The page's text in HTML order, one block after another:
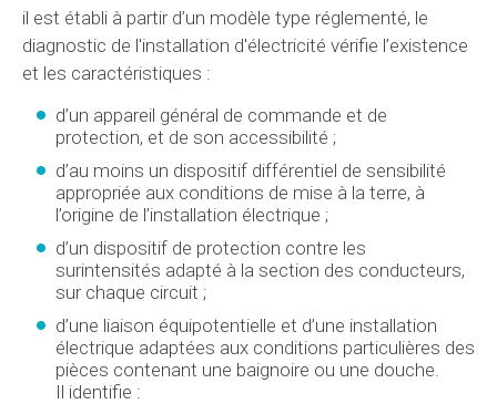
il est établi à partir d’un modèle type réglementé, le
diagnostic de l'installation d'électricité vérifie l’existence
et les caractéristiques :
d’un appareil général de commande et de
protection, et de son accessibilité ;
d’au moins un dispositif différentiel de sensibilité
appropriée aux conditions de mise à la terre, à
l’origine de l’installation électrique ;
d’un dispositif de protection contre les
surintensités adapté à la section des conducteurs,
sur chaque circuit ;
d’une liaison équipotentielle et d’une installation
électrique adaptées aux conditions particulières des
pièces contenant une baignoire ou une douche.
Il identifie :